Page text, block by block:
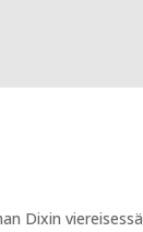
Dixin viereisessä